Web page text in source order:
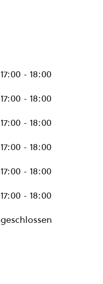
17:00 - 18:00
17:00 - 18:00
17:00 - 18:00
17:00 - 18:00
17:00 - 18:00
17:00 - 18:00
geschlossen